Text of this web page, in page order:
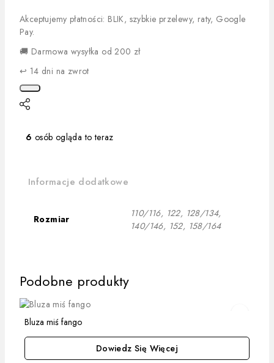
Akceptujemy płatności: BLIK, szybkie przelewy, raty, Google
Pay.
🚚 Darmowa wysyłka od 200 zł
↩️ 14 dni na zwrot
6 osób ogląda to teraz
Informacje dodatkowe
Rozmiar
110/116, 122, 128/134,
140/146, 152, 158/164
Podobne produkty
Bluza miś fango
Dowiedz Się Więcej